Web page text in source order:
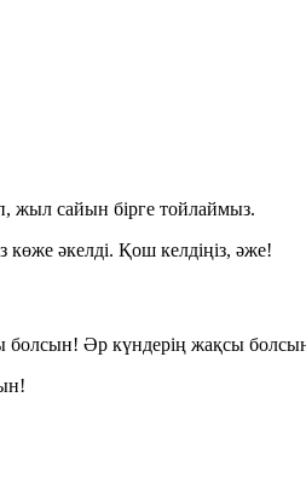
жыл сайын бірге тойлаймыз.
әкелді. Қош келдіңіз, әже!
болсын! Әр күндерің жақсы